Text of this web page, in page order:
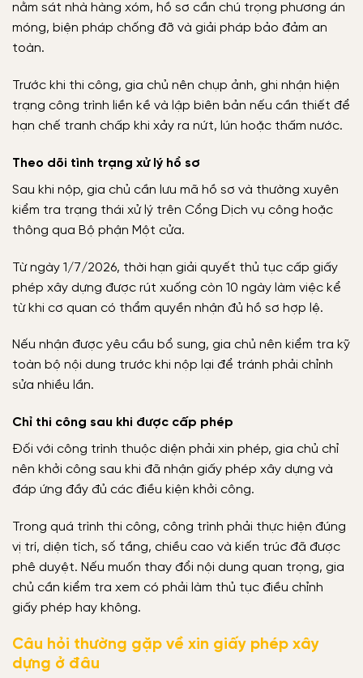
nằm sát nhà hàng xóm, hồ sơ cần chú trọng phương án
móng, biện pháp chống đỡ và giải pháp bảo đảm an
toàn.
Trước khi thi công, gia chủ nên chụp ảnh, ghi nhận hiện
trạng công trình liền kề và lập biên bản nếu cần thiết để
hạn chế tranh chấp khi xảy ra nứt, lún hoặc thấm nước.
Theo dõi tình trạng xử lý hồ sơ
Sau khi nộp, gia chủ cần lưu mã hồ sơ và thường xuyên
kiểm tra trạng thái xử lý trên Cổng Dịch vụ công hoặc
thông qua Bộ phận Một cửa.
Từ ngày 1/7/2026, thời hạn giải quyết thủ tục cấp giấy
phép xây dựng được rút xuống còn 10 ngày làm việc kể
từ khi cơ quan có thẩm quyền nhận đủ hồ sơ hợp lệ.
Nếu nhận được yêu cầu bổ sung, gia chủ nên kiểm tra kỹ
toàn bộ nội dung trước khi nộp lại để tránh phải chỉnh
sửa nhiều lần.
Chỉ thi công sau khi được cấp phép
Đối với công trình thuộc diện phải xin phép, gia chủ chỉ
nên khởi công sau khi đã nhận giấy phép xây dựng và
đáp ứng đầy đủ các điều kiện khởi công.
Trong quá trình thi công, công trình phải thực hiện đúng
vị trí, diện tích, số tầng, chiều cao và kiến trúc đã được
phê duyệt. Nếu muốn thay đổi nội dung quan trọng, gia
chủ cần kiểm tra xem có phải làm thủ tục điều chỉnh
giấy phép hay không.
Câu hỏi thường gặp về xin giấy phép xây
dựng ở đâu